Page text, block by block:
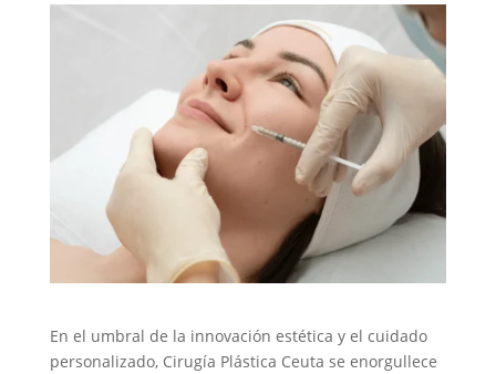
En el umbral de la innovación estética y el cuidado
personalizado, Cirugía Plástica Ceuta se enorgullece